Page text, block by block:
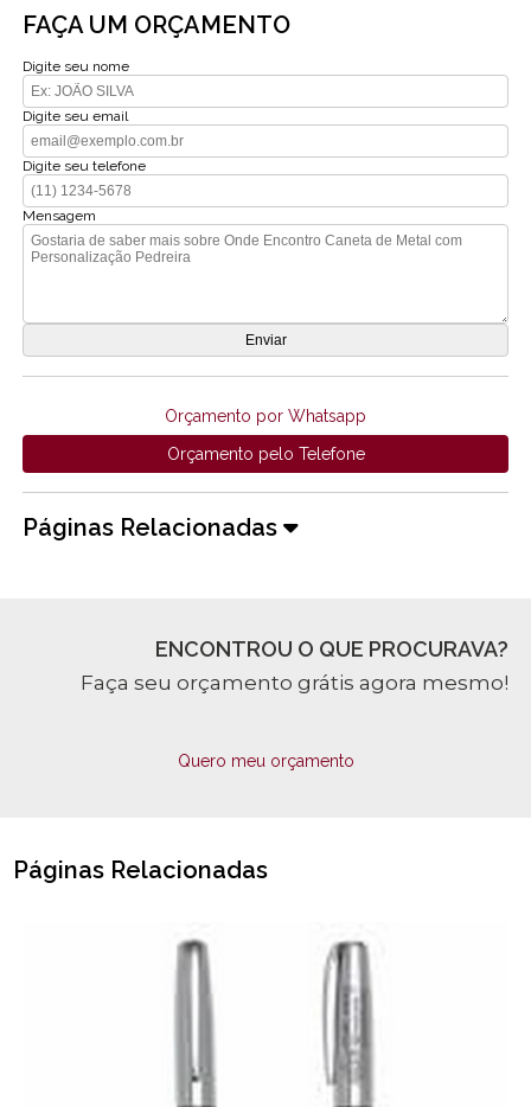
FAÇA UM ORÇAMENTO
Digite seu nome
Digite seu email
Digite seu telefone
Mensagem
Orçamento por Whatsapp
Orçamento pelo Telefone
Páginas Relacionadas
ENCONTROU O QUE PROCURAVA?
Faça seu orçamento grátis agora mesmo!
Quero meu orçamento
Páginas Relacionadas